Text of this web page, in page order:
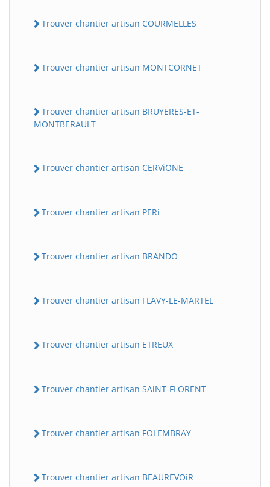
Trouver chantier artisan COURMELLES
Trouver chantier artisan MONTCORNET
Trouver chantier artisan BRUYERES-ET-
MONTBERAULT
Trouver chantier artisan CERViONE
Trouver chantier artisan PERi
Trouver chantier artisan BRANDO
Trouver chantier artisan FLAVY-LE-MARTEL
Trouver chantier artisan ETREUX
Trouver chantier artisan SAiNT-FLORENT
Trouver chantier artisan FOLEMBRAY
Trouver chantier artisan BEAUREVOiR
BatiWebPro